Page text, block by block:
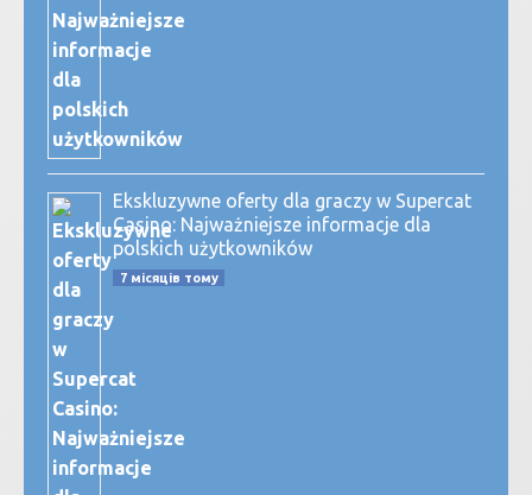
Ekskluzywne oferty dla graczy w Supercat
Casino: Najważniejsze informacje dla
polskich użytkowników
7 місяців тому